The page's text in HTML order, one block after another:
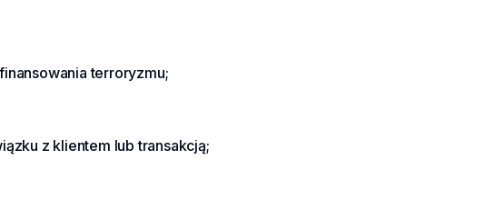
terroryzmu;
z klientem lub transakcją;